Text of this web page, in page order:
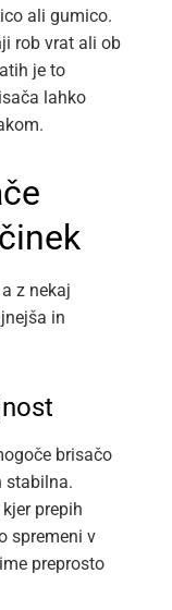
ali gumico.
rob vrat ali ob
je to
lahko
z nekaj
in
brisačo
stabilna.
prepih
spremeni v
preprosto